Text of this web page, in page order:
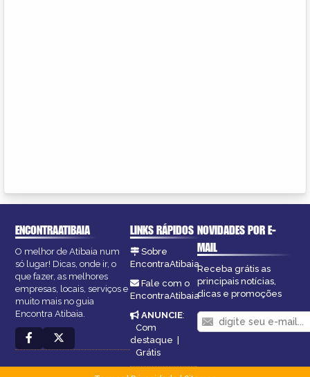
ENCONTRAATIBAIA
O melhor de Atibaia num
só lugar! Dicas, onde ir, o
que fazer, as melhores
empresas, locais, serviços e
muito mais no guia
Encontra Atibaia.
LINKS RÁPIDOS
Sobre
EncontraAtibaia
Fale com o
EncontraAtibaia
ANUNCIE:
Com
destaque |
Grátis
NOVIDADES POR E-
MAIL
Receba grátis as
principais notícias,
dicas e promoções